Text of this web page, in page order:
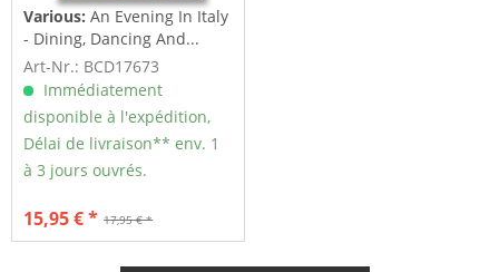
Various: An Evening In Italy
- Dining, Dancing And...
Art-Nr.: BCD17673
Immédiatement
disponible à l'expédition,
Délai de livraison** env. 1
à 3 jours ouvrés.
17,95 € *
15,95 € *